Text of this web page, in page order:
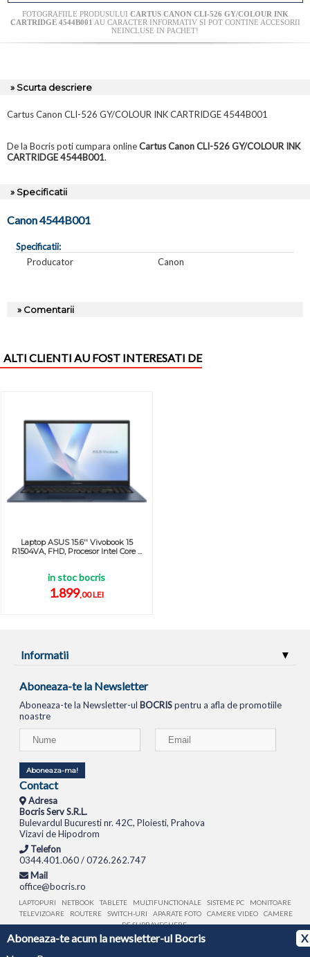
Aboneaza-te acum la newsletter-ul Bocris
X
FOTOGRAFIILE PRODUSULUI CARTUS CANON CLI-526 GY/COLOUR INK
CARTRIDGE 4544B001 AU CARACTER INFORMATIV SI POT CONTINE ACCESORII
NEINCLUSE IN PACHET!
» Scurta descriere
Cartus Canon CLI-526 GY/COLOUR INK CARTRIDGE 4544B001
De la Bocris poti cumpara onlineCartus Canon CLI-526 GY/COLOUR INK
CARTRIDGE 4544B001.
» Specificatii
Canon 4544B001
Specificatii:
Producator
Canon
» Comentarii
ALTI CLIENTI AU FOST INTERESATI DE
Laptop ASUS 15.6'' Vivobook 15
R1504VA, FHD, Procesor Intel Core ...
in stoc bocris
1.899,00 LEI
Informatii
Aboneaza-te la Newsletter
Aboneaza-te la Newsletter-ul BOCRISpentru a afla de promotiile
noastre
Aboneaza-ma!
Contact
Adresa
Bocris Serv S.R.L.
Bulevardul Bucuresti nr. 42C, Ploiesti, Prahova
Vizavi de Hipodrom
Telefon
0344.401.060 / 0726.262.747
Mail
office@bocris.ro
LAPTOPURI NETBOOK TABLETE MULTIFUNCTIONALE SISTEME PC
MONITOARE
TELEVIZOARE
ROUTERE SWITCH-URI APARATE FOTO CAMERE VIDEO
CAMERE
DE SUPRAVEGHERE
© 1994 - 2026 BOCRIS SERV S.R.L. | CUI: RO6260085, REG. COM.: J29/2413/1994